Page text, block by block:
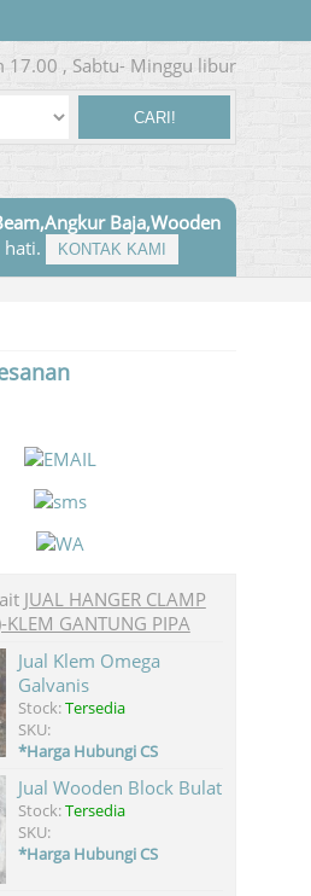
17.00 , Sabtu- Minggu libur
CARI!
Baja,Wooden
hati. KONTAK KAMI
JUAL HANGER CLAMP
KLEM GANTUNG PIPA
Jual Klem Omega
Galvanis
Stock:Tersedia
SKU:
*Harga Hubungi CS
Jual Wooden Block Bulat
Stock:Tersedia
SKU:
*Harga Hubungi CS